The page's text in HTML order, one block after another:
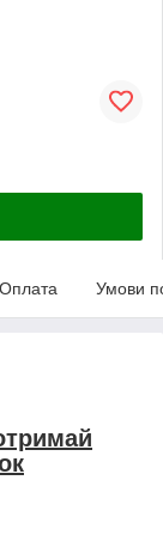
Оплата Умови